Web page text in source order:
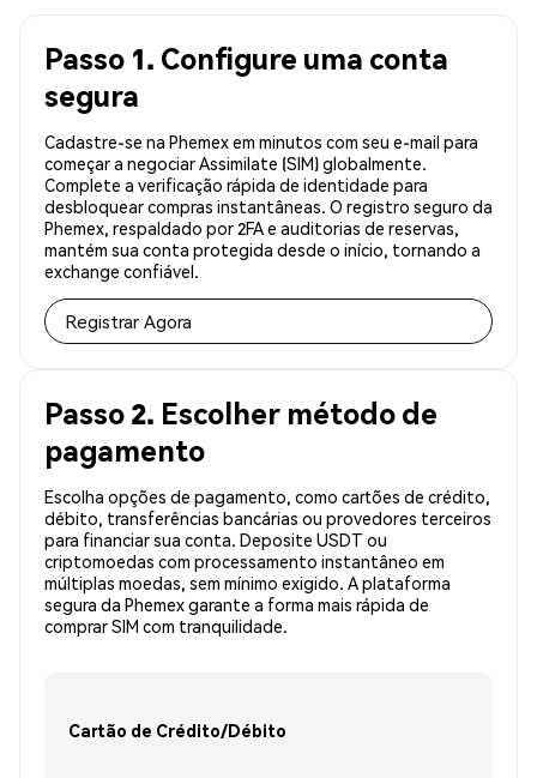
Passo 1. Configure uma conta
segura
Cadastre-se na Phemex em minutos com seu e-mail para
começar a negociar Assimilate (SIM) globalmente.
Complete a verificação rápida de identidade para
desbloquear compras instantâneas. O registro seguro da
Phemex, respaldado por 2FA e auditorias de reservas,
mantém sua conta protegida desde o início, tornando a
exchange confiável.
Registrar Agora
Passo 2. Escolher método de
pagamento
Escolha opções de pagamento, como cartões de crédito,
débito, transferências bancárias ou provedores terceiros
para financiar sua conta. Deposite USDT ou
criptomoedas com processamento instantâneo em
múltiplas moedas, sem mínimo exigido. A plataforma
segura da Phemex garante a forma mais rápida de
comprar SIM com tranquilidade.
Cartão de Crédito/Débito